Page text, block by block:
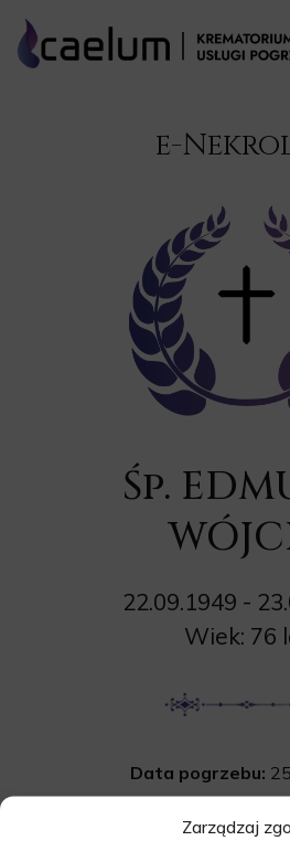
Zarządzaj
e-
Śp.
22.09.1949 -
Wiek: 76
Data pogrzebu:
Uroczystość